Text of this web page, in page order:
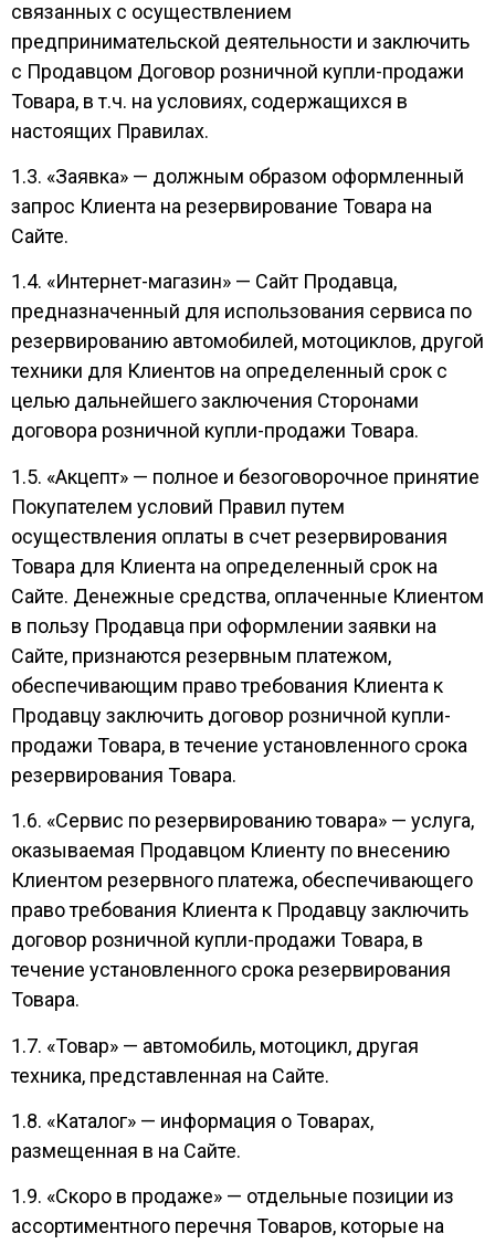
связанных с осуществлением
предпринимательской деятельности и заключить
с Продавцом Договор розничной купли-продажи
Товара, в т.ч. на условиях, содержащихся в
настоящих Правилах.
1.3. «Заявка» — должным образом оформленный
запрос Клиента на резервирование Товара на
Сайте.
1.4. «Интернет-магазин» — Сайт Продавца,
предназначенный для использования сервиса по
резервированию автомобилей, мотоциклов, другой
техники для Клиентов на определенный срок с
целью дальнейшего заключения Сторонами
договора розничной купли-продажи Товара.
1.5. «Акцепт» — полное и безоговорочное принятие
Покупателем условий Правил путем
осуществления оплаты в счет резервирования
Товара для Клиента на определенный срок на
Сайте. Денежные средства, оплаченные Клиентом
в пользу Продавца при оформлении заявки на
Сайте, признаются резервным платежом,
обеспечивающим право требования Клиента к
Продавцу заключить договор розничной купли-
продажи Товара, в течение установленного срока
резервирования Товара.
1.6. «Сервис по резервированию товара» — услуга,
оказываемая Продавцом Клиенту по внесению
Клиентом резервного платежа, обеспечивающего
право требования Клиента к Продавцу заключить
договор розничной купли-продажи Товара, в
течение установленного срока резервирования
Товара.
1.7. «Товар» — автомобиль, мотоцикл, другая
техника, представленная на Сайте.
1.8. «Каталог» — информация о Товарах,
размещенная в на Сайте.
1.9. «Скоро в продаже» — отдельные позиции из
ассортиментного перечня Товаров, которые на